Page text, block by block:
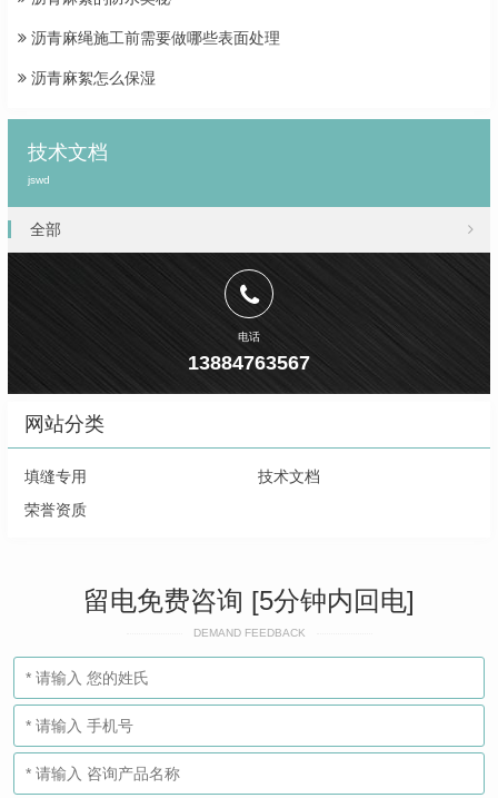
沥青麻绳施工前需要做哪些表面处理
沥青麻絮怎么保湿
技术文档
jswd
全部
电话
13884763567
网站分类
填缝专用
技术文档
荣誉资质
留电免费咨询 [5分钟内回电]
DEMAND FEEDBACK